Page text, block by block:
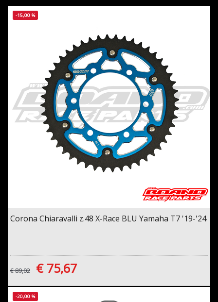
-15,00 %
Corona Chiaravalli z.48 X-Race BLU Yamaha T7 '19-'24
€ 89,02 € 75,67
-20,00 %